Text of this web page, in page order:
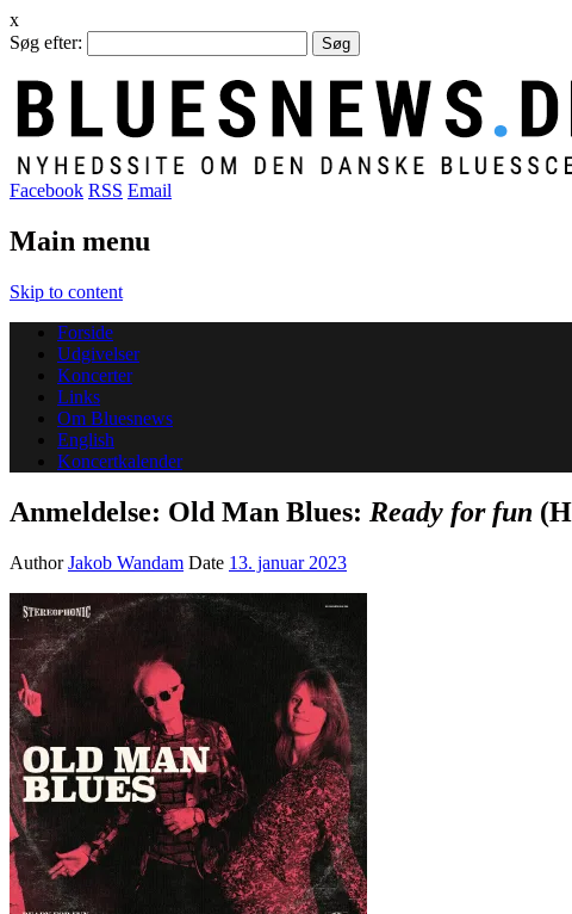
x
Søg efter:
Facebook RSS Email
Main menu
Skip to content
Forside
Udgivelser
Koncerter
Links
Om Bluesnews
English
Koncertkalender
Anmeldelse: Old Man Blues: Ready for fun
AuthorJakob Wandam Date 13. januar 2023